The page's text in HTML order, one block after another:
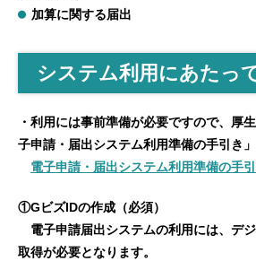
加算に関する届出
システム利用にあたっ
・利用には事前準備が必要ですので、厚
子申請・届出システム利用準備の手引き」
電子申請・届出システム利用準備の手
①GビズIDの作成（必須）
電子申請届出システムの利用には、デ
取得が必要となります。